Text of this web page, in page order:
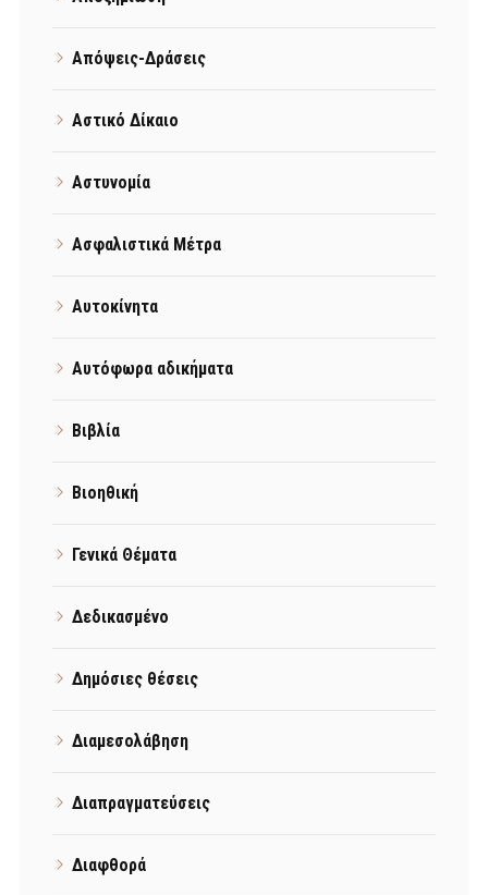
Απόψεις-Δράσεις
Αστικό Δίκαιο
Αστυνομία
Ασφαλιστικά Μέτρα
Αυτοκίνητα
Αυτόφωρα αδικήματα
Βιβλία
Βιοηθική
Γενικά Θέματα
Δεδικασμένο
Δημόσιες θέσεις
Διαμεσολάβηση
Διαπραγματεύσεις
Διαφθορά